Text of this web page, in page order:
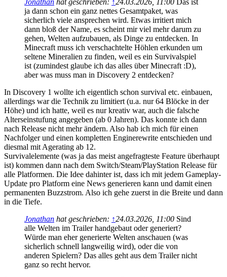
Jonathan hat geschrieben: ↑24.03.2026, 11:00 Das ist
ja dann schon ein ganz nettes Gesamtpaket, was
sicherlich viele ansprechen wird. Etwas irritiert mich
dann bloß der Name, es scheint mir viel mehr darum zu
gehen, Welten aufzubauen, als Dinge zu entdecken. In
Minecraft muss ich verschachtelte Höhlen erkunden um
seltene Mineralien zu finden, weil es ein Survivalspiel
ist (zumindest glaube ich das alles über Minecraft :D),
aber was muss man in Discovery 2 entdecken?
In Discovery 1 wollte ich eigentlich schon survival etc. einbauen,
allerdings war die Technik zu limitiert (u.a. nur 64 Blöcke in der
Höhe) und ich hatte, weil es nur kreativ war, auch die falsche
Alterseinstufung angegeben (ab 0 Jahren). Das konnte ich dann
nach Release nicht mehr ändern. Also hab ich mich für einen
Nachfolger und einen kompletten Enginerewrite entschieden und
diesmal mit Agerating ab 12.
Survivalelemente (was ja das meist angefragteste Feature überhaupt
ist) kommen dann nach dem Switch/Steam/PlayStation Release für
alle Platformen. Die Idee dahinter ist, dass ich mit jedem Gameplay-
Update pro Platform eine News generieren kann und damit einen
permanenten Buzzstrom. Also ich gehe zuerst in die Breite und dann
in die Tiefe.
Jonathan hat geschrieben: ↑24.03.2026, 11:00 Sind
alle Welten im Trailer handgebaut oder generiert?
Würde man eher generierte Welten anschauen (was
sicherlich schnell langweilig wird), oder die von
anderen Spielern? Das alles geht aus dem Trailer nicht
ganz so recht hervor.